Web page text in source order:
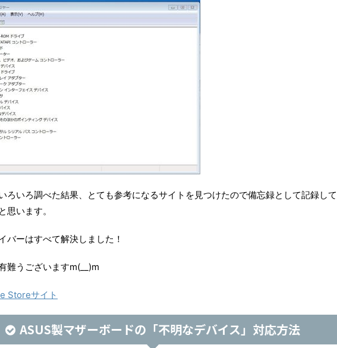
ろいろ調べた結果、とても参考になるサイトを見つけたので備忘録として記録して
思います。
バーはすべて解決しました！
難うございますm(__)m
Storeサイト
ASUS製マザーボードの「不明なデバイス」対応方法